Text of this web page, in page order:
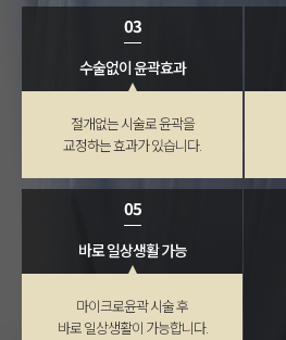
03
수술없이 윤곽효과
절개없는 시술로 윤곽을
교정하는 효과가 있습니다.
05
바로 일상생활 가능
마이크로윤곽 시술 후
바로 일상생활이 가능합니다.